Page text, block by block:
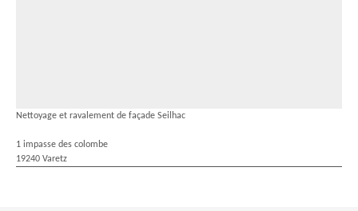
Nettoyage et ravalement de façade Seilhac
1 impasse des colombe
19240 Varetz